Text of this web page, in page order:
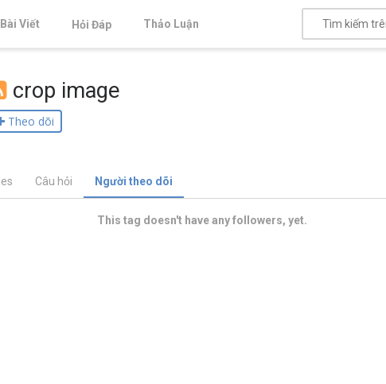
Bài Viết Hỏi Đáp Thảo Luận
crop image
Theo dõi
Câu hỏi Người theo dõi
This tag doesn't have any followers, yet.